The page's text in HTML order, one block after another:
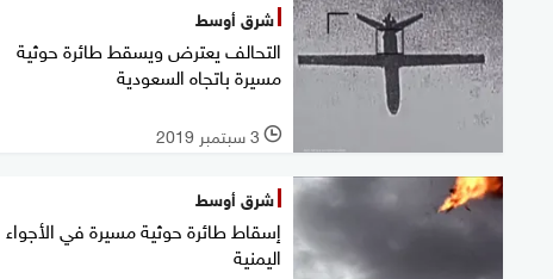
شرق أوسط
التحالف يعترض ويسقط طائرة حوثية
مسيرة باتجاه السعودية
l 3 سبتمبر 2019
شرق أوسط
إسقاط طائرة حوثية مسيرة في الأجواء
اليمنية